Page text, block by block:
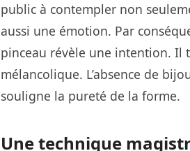
public à contempler non
aussi une émotion. Par
pinceau révèle une intention. Il
mélancolique. L’absence de
souligne la pureté de la forme.
Une technique